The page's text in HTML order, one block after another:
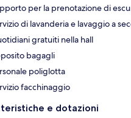
per la prenotazione di
di lavanderia e lavaggio a
gratuiti nella hall
bagagli
poliglotta
facchinaggio
e dotazioni